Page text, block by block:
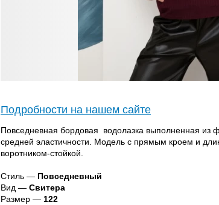
Подробности на нашем сайте
Повседневная бордовая водолазка выполненная из
средней эластичности. Модель с прямым кроем и
воротником-стойкой.
Стиль — Повседневный
Вид — Свитера
Размер — 122